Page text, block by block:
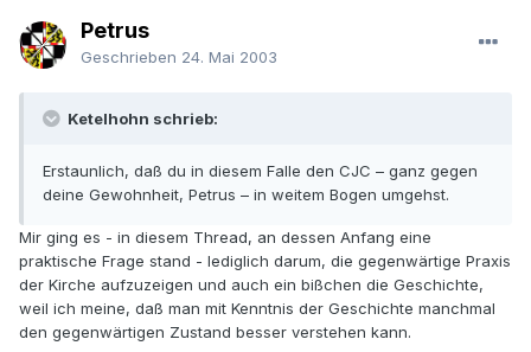
Petrus
Geschrieben 24. Mai 2003
Ketelhohn schrieb:
Erstaunlich, daß du in diesem Falle den CJC – ganz gegen
deine Gewohnheit, Petrus – in weitem Bogen umgehst.
Mir ging es - in diesem Thread, an dessen Anfang eine
praktische Frage stand - lediglich darum, die gegenwärtige Praxis
der Kirche aufzuzeigen und auch ein bißchen die Geschichte,
weil ich meine, daß man mit Kenntnis der Geschichte manchmal
den gegenwärtigen Zustand besser verstehen kann.